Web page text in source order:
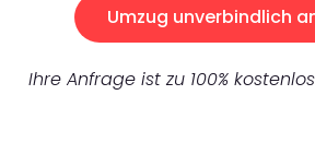
Umzug unverbindlich
Ihre Anfrage ist zu 100%